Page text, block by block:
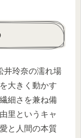
井玲奈の濡れ場
大きく動かす
細さを兼ね備
里というキャ
と人間の本質